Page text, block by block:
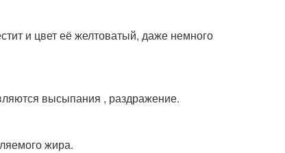
и цвет её желтоватый, даже немного
высыпания , раздражение.
жира.